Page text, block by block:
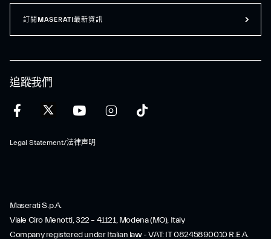
追蹤我們
Legal Statement/法律声明
訂閱MASERATI最新資訊
Maserati S.p.A.
Viale Ciro Menotti, 322 – 41121, Modena (MO), Italy
Company registered under Italian law - VAT: IT 08245890010 R.E.A.